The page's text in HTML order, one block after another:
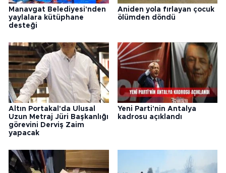
Manavgat Belediyesi'nden
yaylalara kütüphane
desteği
Aniden yola fırlayan çocuk
ölümden döndü
Altın Portakal'da Ulusal
Uzun Metraj Jüri Başkanlığı
görevini Derviş Zaim
yapacak
Yeni Parti'nin Antalya
kadrosu açıklandı